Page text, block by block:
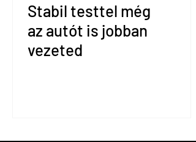
Stabil testtel még
az autót is jobban
vezeted